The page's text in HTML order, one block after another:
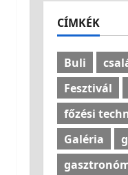
CÍMKÉK
Buli
Fesztivál
főzési
Galéria